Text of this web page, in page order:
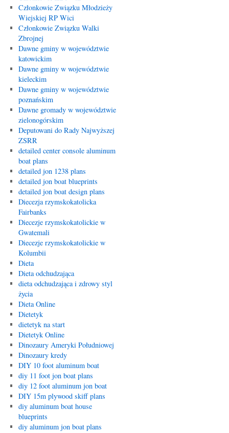
Członkowie Związku Młodzieży
Wiejskiej RP Wici
Członkowie Związku Walki
Zbrojnej
Dawne gminy w województwie
katowickim
Dawne gminy w województwie
kieleckim
Dawne gminy w województwie
poznańskim
Dawne gromady w województwie
zielonogórskim
Deputowani do Rady Najwyższej
ZSRR
detailed center console aluminum
boat plans
detailed jon 1238 plans
detailed jon boat blueprints
detailed jon boat design plans
Diecezja rzymskokatolicka
Fairbanks
Diecezje rzymskokatolickie w
Gwatemali
Diecezje rzymskokatolickie w
Kolumbii
Dieta
Dieta odchudzająca
dieta odchudzająca i zdrowy styl
życia
Dieta Online
Dietetyk
dietetyk na start
Dietetyk Online
Dinozaury Ameryki Południowej
Dinozaury kredy
DIY 10 foot aluminum boat
diy 11 foot jon boat plans
diy 12 foot aluminum jon boat
DIY 15m plywood skiff plans
diy aluminum boat house
blueprints
diy aluminum jon boat plans